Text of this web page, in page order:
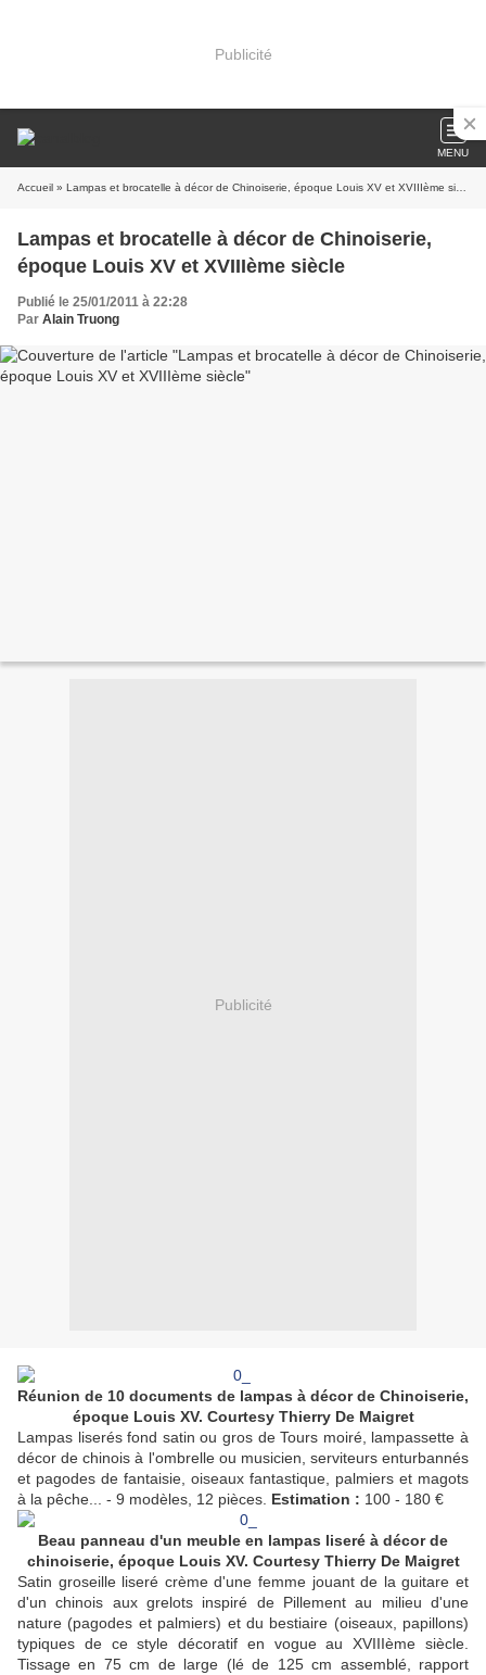
Publicité
MENU
Accueil » Lampas et brocatelle à décor de Chinoiserie, époque Louis XV et XVIIIème siècle
Lampas et brocatelle à décor de Chinoiserie,
époque Louis XV et XVIIIème siècle
Publié le 25/01/2011 à 22:28
Par Alain Truong
Publicité
Réunion de 10 documents de lampas à décor de Chinoiserie,
époque Louis XV. Courtesy Thierry De Maigret
Lampas liserés fond satin ou gros de Tours moiré, lampassette à
décor de chinois à l'ombrelle ou musicien, serviteurs enturbannés
et pagodes de fantaisie, oiseaux fantastique, palmiers et magots
à la pêche... - 9 modèles, 12 pièces. Estimation : 100 - 180 €
Beau panneau d'un meuble en lampas liseré à décor de
chinoiserie, époque Louis XV. Courtesy Thierry De Maigret
Satin groseille liseré crème d'une femme jouant de la guitare et
d'un chinois aux grelots inspiré de Pillement au milieu d'une
nature (pagodes et palmiers) et du bestiaire (oiseaux, papillons)
typiques de ce style décoratif en vogue au XVIIIème siècle.
Tissage en 75 cm de large (lé de 125 cm assemblé, rapport